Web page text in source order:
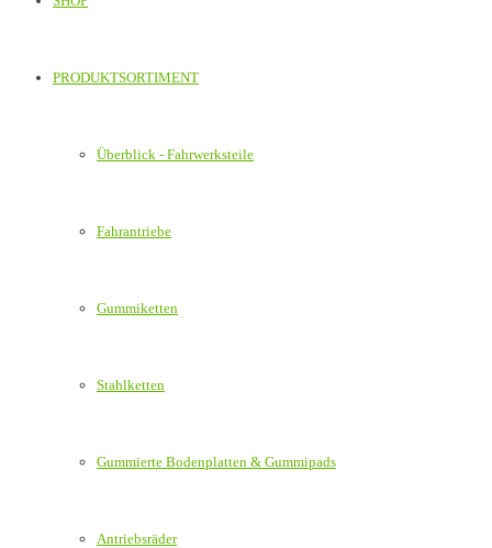
PRODUKTSORTIMENT
Überblick - Fahrwerksteile
Fahrantriebe
Gummiketten
Stahlketten
Gummierte Bodenplatten & Gummipads
Antriebsräder